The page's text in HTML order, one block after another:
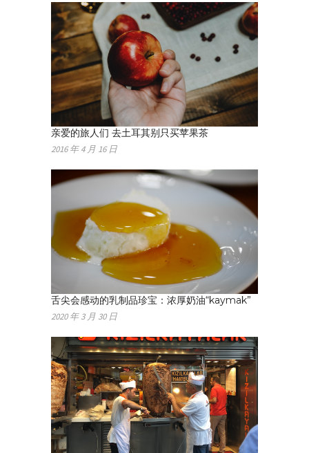
亲爱的旅人们 去土耳其别只买苹果茶
2016 年 4 月 16 日
舌尖会感动的乳制品珍宝：浓厚奶油“kaymak”
2020 年 3 月 30 日